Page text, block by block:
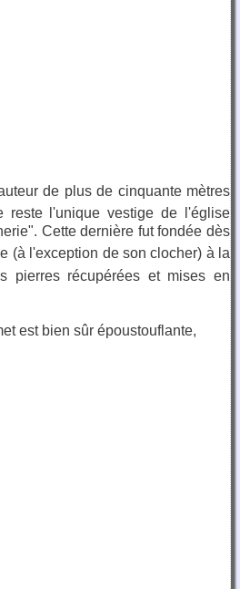
de plus de cinquante mètres
reste l'unique vestige de l'église
Cette dernière fut fondée dès
(à l'exception de son clocher) à la
pierres récupérées et mises en
est bien sûr époustouflante,